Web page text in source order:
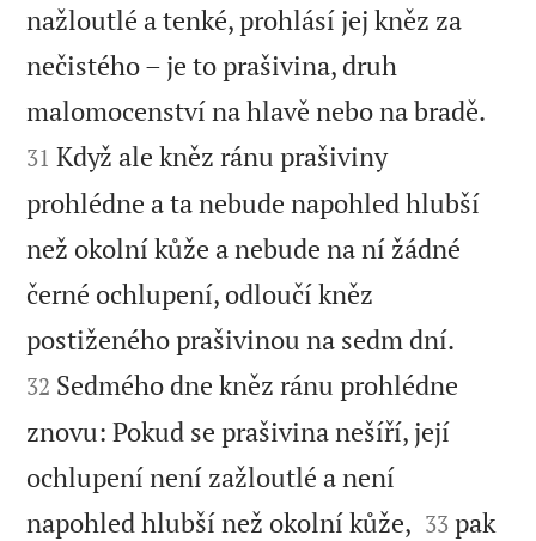
nažloutlé a tenké, prohlásí jej kněz za
nečistého – je to prašivina, druh
malomocenství na hlavě nebo na bradě.
31 Když ale kněz ránu prašiviny
prohlédne a ta nebude napohled hlubší
než okolní kůže a nebude na ní žádné
černé ochlupení, odloučí kněz
postiženého prašivinou na sedm dní.
32 Sedmého dne kněz ránu prohlédne
znovu: Pokud se prašivina nešíří, její
ochlupení není zažloutlé a není
napohled hlubší než okolní kůže, 

33 pak